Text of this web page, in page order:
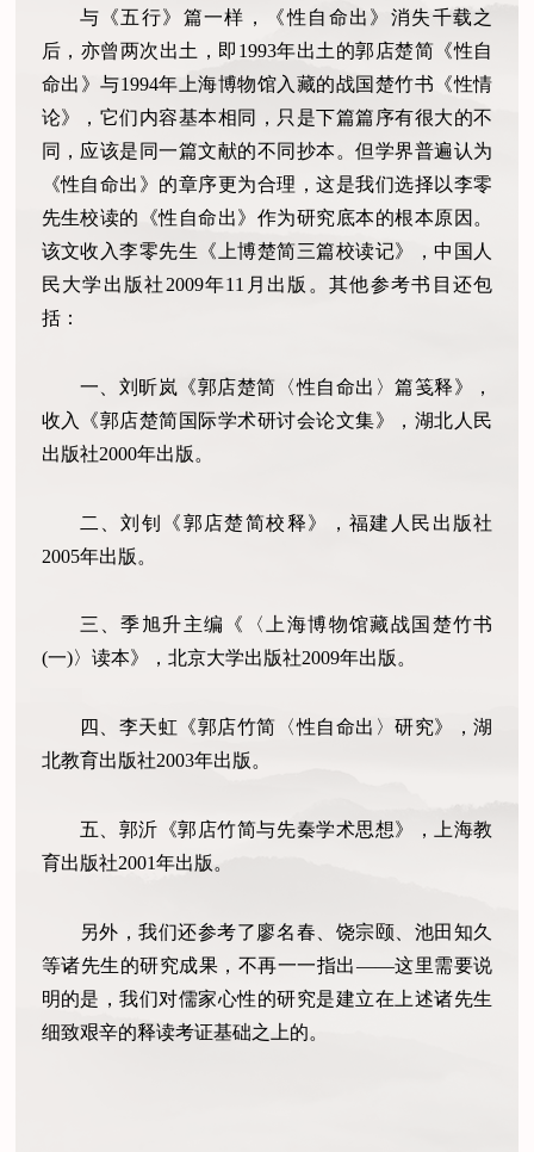
与《五行》篇一样，《性自命出》消失千载之
后，亦曾两次出土，即1993年出土的郭店楚简《性自
命出》与1994年上海博物馆入藏的战国楚竹书《性情
论》，它们内容基本相同，只是下篇篇序有很大的不
同，应该是同一篇文献的不同抄本。但学界普遍认为
《性自命出》的章序更为合理，这是我们选择以李零
先生校读的《性自命出》作为研究底本的根本原因。
该文收入李零先生《上博楚简三篇校读记》，中国人
民大学出版社2009年11月出版。其他参考书目还包
括：
一、刘昕岚《郭店楚简〈性自命出〉篇笺释》，
收入《郭店楚简国际学术研讨会论文集》，湖北人民
出版社2000年出版。
二、刘钊《郭店楚简校释》，福建人民出版社
2005年出版。
三、季旭升主编《〈上海博物馆藏战国楚竹书
(一)〉读本》，北京大学出版社2009年出版。
四、李天虹《郭店竹简〈性自命出〉研究》，湖
北教育出版社2003年出版。
五、郭沂《郭店竹简与先秦学术思想》，上海教
育出版社2001年出版。
另外，我们还参考了廖名春、饶宗颐、池田知久
等诸先生的研究成果，不再一一指出——这里需要说
明的是，我们对儒家心性的研究是建立在上述诸先生
细致艰辛的释读考证基础之上的。